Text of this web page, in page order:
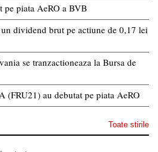
pe piata AeRO a BVB
dividend brut pe actiune de 0,17 lei
se tranzactioneaza la Bursa de
(FRU21) au debutat pe piata AeRO
Toate stirile